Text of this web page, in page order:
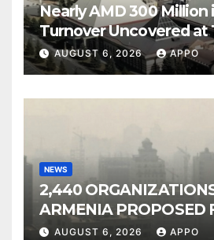
Nearly AMD 300 Million
Turnover Uncovered at
Owned Entertainment
AUGUST 6, 2026 APPO
NEWS
2,440
ARMENIA PROPOSED
INCLUSION IN LIST OF
AUGUST 6, 2026 APPO